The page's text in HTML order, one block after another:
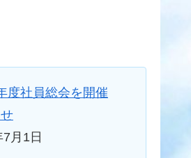
度社員総会を開催
月1日